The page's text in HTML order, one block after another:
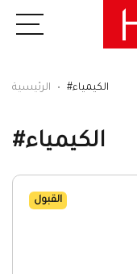
الرئيسية #الكيمياء
#الكيمياء
القبول